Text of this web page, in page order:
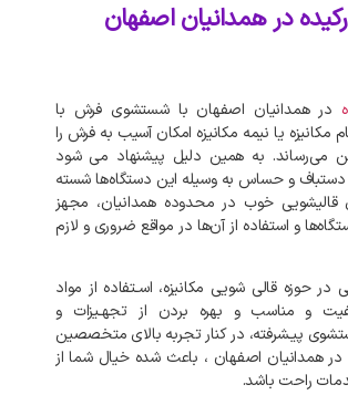
در همدانیان اصفهان
در همدانیان اصفهان با شستشوی فرش با
مکانیزه یا نیمه مکانیزه امکان آسیب به فرش را
می‌رساند. به‌ همین دلیل پیشنهاد می‌ شود
دستباف و حساس به وسیله این دستگاه‌ها شسته
قالیشویی خوب در محدوده همدانیان، مجهز
و استفاده از آن‌ها در مواقع ضروری و لازم
در حوزه قالی شویی مکانیزه، اسـتفاده از مواد
و مناسب و بهره بردن از تجهـیزات و
پیـشرفته، درکنارتجربه بالای متخصصین
در همدانیان اصفهان ، باعث شده خیال شما از
راحت باشد.